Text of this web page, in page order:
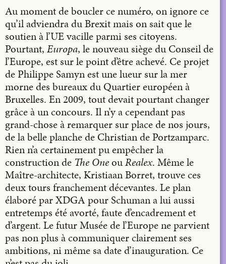
Au moment de boucler ce numéro, on ignore ce
qu’il adviendra du Brexit mais on sait que le
soutien à l’UE vacille parmi ses citoyens.
Pourtant, Europa, le nouveau siège du Conseil de
l’Europe, est sur le point d’être achevé. Ce projet
de Philippe Samyn est une lueur sur la mer
morne des bureaux du Quartier européen à
Bruxelles. En 2009, tout devait pourtant changer
grâce à un concours. Il n’y a cependant pas
grand-chose à remarquer sur place de nos jours,
de la belle planche de Christian de Portzamparc.
Rien n’a certainement pu empêcher la
construction de The OneouRealex. Même le
Maître-architecte, Kristiaan Borret, trouve ces
deux tours franchement décevantes. Le plan
élaboré par XDGA pour Schuman a lui aussi
entretemps été avorté, faute d’encadrement et
d’argent. Le futur Musée de l’Europe ne parvient
pas non plus à communiquer clairement ses
ambitions, ni même sa date d’inauguration. Ce